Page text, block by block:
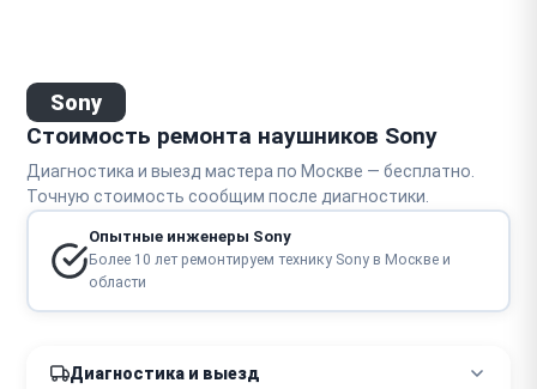
Sony
Стоимость ремонта наушников Sony
Диагностика и выезд мастера по Москве — бесплатно.
Точную стоимость сообщим после диагностики.
Опытные инженеры Sony
Более 10 лет ремонтируем технику Sony в Москве и
области
Диагностика и выезд